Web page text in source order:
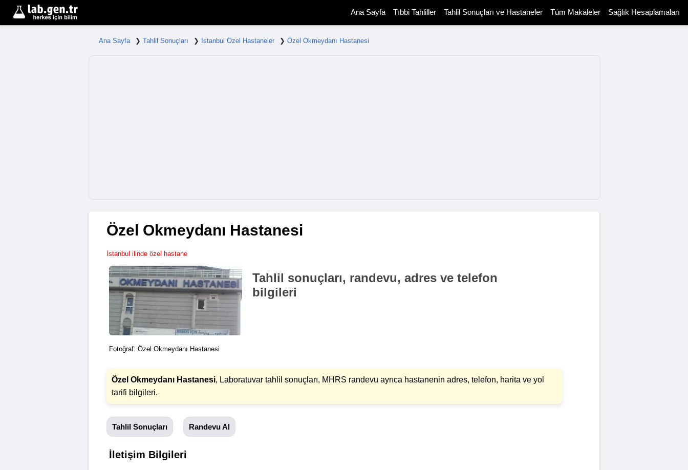
Ana Sayfa Tıbbi Tahliller Tahlil Sonuçları ve Hastaneler Tüm Makaleler Sağlık Hesaplamaları
Ana Sayfa Tahlil Sonuçları İstanbul Özel Hastaneler Özel Okmeydanı Hastanesi
Özel Okmeydanı Hastanesi
İstanbul ilinde özel hastane
Fotoğraf: Özel Okmeydanı Hastanesi
Tahlil sonuçları, randevu, adres ve telefon
bilgileri
Özel Okmeydanı Hastanesi, Laboratuvar tahlil sonuçları, MHRS randevu ayrıca hastanenin adres, telefon, harita ve yol
tarifi bilgileri.
Tahlil Sonuçları Randevu Al
İletişim Bilgileri